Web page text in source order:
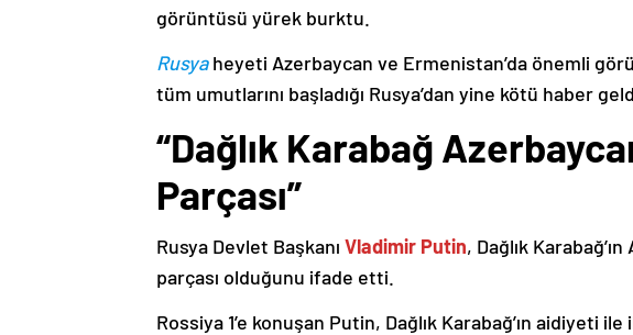
görüntüsü yürek burktu.
Rusyaheyeti Azerbaycan ve Ermenistan’da önemli
tüm umutlarını başladığı Rusya’dan yine kötü haber
“Dağlık Karabağ
Parçası”
Rusya Devlet Başkanı Vladimir Putin, Dağlık
parçası olduğunu ifade etti.
Rossiya 1’e konuşan Putin, Dağlık Karabağ’ın aidiyeti